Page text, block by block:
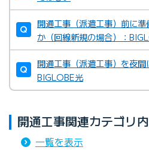
開通工事（派遣工事）前に
か（回線新規の場合）：
開通工事（派遣工事）を夜間
BIGLOBE光
開通工事関連カテゴリ
一覧を表示